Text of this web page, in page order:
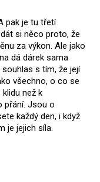
pak je tu třetí
si něco proto, že
za výkon. Ale jako
dá dárek sama
s tím, že její
všechno, o co se
než k
přání. Jsou o
každý den, i když
je jejich síla.